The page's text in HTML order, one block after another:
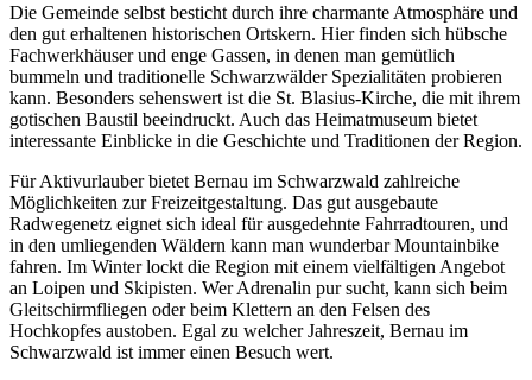
Die Gemeinde selbst besticht durch ihre charmante Atmosphäre und
den gut erhaltenen historischen Ortskern. Hier finden sich hübsche
Fachwerkhäuser und enge Gassen, in denen man gemütlich
bummeln und traditionelle Schwarzwälder Spezialitäten probieren
kann. Besonders sehenswert ist die St. Blasius-Kirche, die mit ihrem
gotischen Baustil beeindruckt. Auch das Heimatmuseum bietet
interessante Einblicke in die Geschichte und Traditionen der Region.
Für Aktivurlauber bietet Bernau im Schwarzwald zahlreiche
Möglichkeiten zur Freizeitgestaltung. Das gut ausgebaute
Radwegenetz eignet sich ideal für ausgedehnte Fahrradtouren, und
in den umliegenden Wäldern kann man wunderbar Mountainbike
fahren. Im Winter lockt die Region mit einem vielfältigen Angebot
an Loipen und Skipisten. Wer Adrenalin pur sucht, kann sich beim
Gleitschirmfliegen oder beim Klettern an den Felsen des
Hochkopfes austoben. Egal zu welcher Jahreszeit, Bernau im
Schwarzwald ist immer einen Besuch wert.